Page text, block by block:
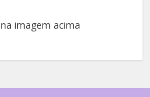
imagem acima